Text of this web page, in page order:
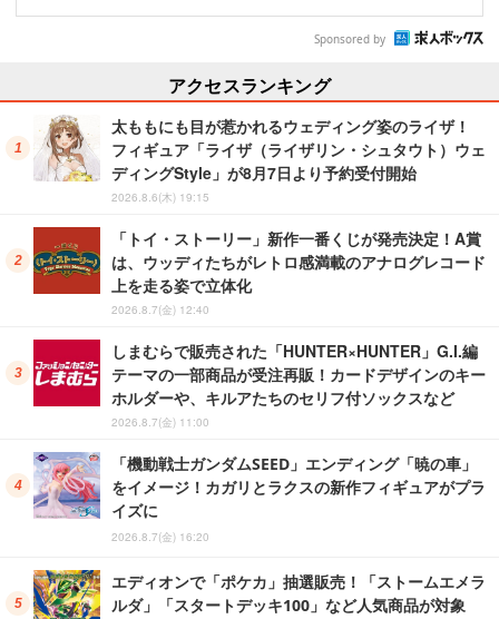
Sponsored by
アクセスランキング
太ももにも目が惹かれるウェディング姿のライザ！
フィギュア「ライザ（ライザリン・シュタウト）ウェ
ディングStyle」が8月7日より予約受付開始
2026.8.6(木) 19:15
「トイ・ストーリー」新作一番くじが発売決定！A賞
は、ウッディたちがレトロ感満載のアナログレコード
上を走る姿で立体化
2026.8.7(金) 12:40
しまむらで販売された「HUNTER×HUNTER」G.I.編
テーマの一部商品が受注再販！カードデザインのキー
ホルダーや、キルアたちのセリフ付ソックスなど
2026.8.7(金) 11:00
「機動戦士ガンダムSEED」エンディング「暁の車」
をイメージ！カガリとラクスの新作フィギュアがプラ
イズに
2026.8.7(金) 16:20
エディオンで「ポケカ」抽選販売！「ストームエメラ
ルダ」「スタートデッキ100」など人気商品が対象